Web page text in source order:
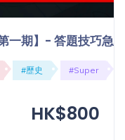
期】- 答題技巧急
#歷史 #Super
HK$800